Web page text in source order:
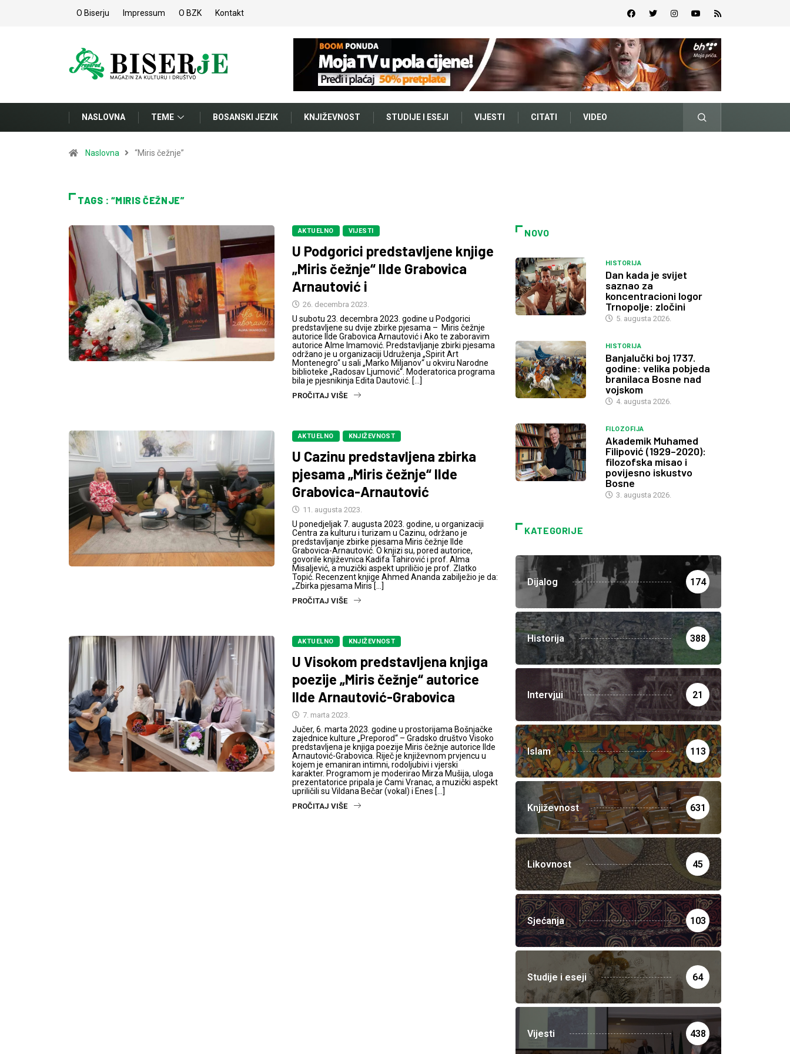
O Biserju Impressum O BZK Kontakt
NASLOVNA TEME BOSANSKI JEZIK KNJIŽEVNOST STUDIJE I ESEJI VIJESTI CITATI VIDEO
Naslovna “Miris čežnje”
TAGS : “MIRIS ČEŽNJE”
AKTUELNO VIJESTI
U Podgorici predstavljene knjige
„Miris čežnje“ Ilde Grabovica
Arnautović i
26. decembra 2023.
U subotu 23. decembra 2023. godine u Podgorici
predstavljene su dvije zbirke pjesama – Miris čežnje
autorice Ilde Grabovica Arnautović i Ako te zaboravim
autorice Alme Imamović. Predstavljanje zbirki pjesama
održano je u organizaciji Udruženja „Spirit Art
Montenegro“ u sali „Marko Miljanov“ u okviru Narodne
biblioteke „Radosav Ljumović“. Moderatorica programa
bila je pjesnikinja Edita Dautović. […]
PROČITAJ VIŠE
AKTUELNO KNJIŽEVNOST
U Cazinu predstavljena zbirka
pjesama „Miris čežnje“ Ilde
Grabovica-Arnautović
11. augusta 2023.
U ponedjeljak 7. augusta 2023. godine, u organizaciji
Centra za kulturu i turizam u Cazinu, održano je
predstavljanje zbirke pjesama Miris čežnje Ilde
Grabovica-Arnautović. O knjizi su, pored autorice,
govorile književnica Kadifa Tahirović i prof. Alma
Misaljević, a muzički aspekt upriličio je prof. Zlatko
Topić. Recenzent knjige Ahmed Ananda zabilježio je da:
„Zbirka pjesama Miris […]
PROČITAJ VIŠE
AKTUELNO KNJIŽEVNOST
U Visokom predstavljena knjiga
poezije „Miris čežnje“ autorice
Ilde Arnautović-Grabovica
7. marta 2023.
Jučer, 6. marta 2023. godine u prostorijama Bošnjačke
zajednice kulture „Preporod“ – Gradsko društvo Visoko
predstavljena je knjiga poezije Miris čežnje autorice Ilde
Arnautović-Grabovica. Riječ je književnom prvjencu u
kojem je emaniran intimni, rodoljubivi i vjerski
karakter. Programom je moderirao Mirza Mušija, uloga
prezentatorice pripala je Ćami Vranac, a muzički aspekt
upriličili su Vildana Bečar (vokal) i Enes […]
PROČITAJ VIŠE
NOVO
HISTORIJA
Dan kada je svijet
saznao za
koncentracioni logor
Trnopolje: zločini
5. augusta 2026.
HISTORIJA
Banjalučki boj 1737.
godine: velika pobjeda
branilaca Bosne nad
vojskom
4. augusta 2026.
FILOZOFIJA
Akademik Muhamed
Filipović (1929–2020):
filozofska misao i
povijesno iskustvo
Bosne
3. augusta 2026.
KATEGORIJE
Dijalog 174
Historija 388
Intervjui 21
Islam 113
Književnost 631
Likovnost 45
Sjećanja 103
Studije i eseji 64
Vijesti 438